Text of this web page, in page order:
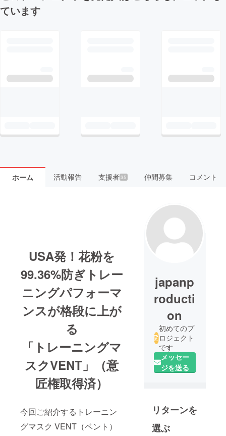
ています
ホーム 活動報告 支援者35 仲間募集 コメント
USA発！花粉を
99.36%防ぎトレー
ニングパフォーマ
ンスが格段に上が
る
「トレーニングマ
スクVENT」（意
匠権取得済）
今回ご紹介するトレーニン
グマスク VENT（ベント）
japanp
roducti
on
初めてのプ
ロジェクト
です
メッセー
ジを送る
リターンを
選ぶ